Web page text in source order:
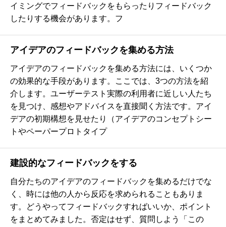
イミングでフィードバックをもらったりフィードバック
したりする機会があります。フ
アイデアのフィードバックを集める方法
アイデアのフィードバックを集める方法には、いくつか
の効果的な手段があります。ここでは、3つの方法を紹
介します。ユーザーテスト実際の利用者に近しい人たち
を見つけ、感想やアドバイスを直接聞く方法です。アイ
デアの初期構想を見せたり（アイデアのコンセプトシー
トやペーパープロトタイプ
建設的なフィードバックをする
自分たちのアイデアのフィードバックを集めるだけでな
く、時には他の人から反応を求められることもありま
す。どうやってフィードバックすればいいか、ポイント
をまとめてみました。否定はせず、質問しよう「この